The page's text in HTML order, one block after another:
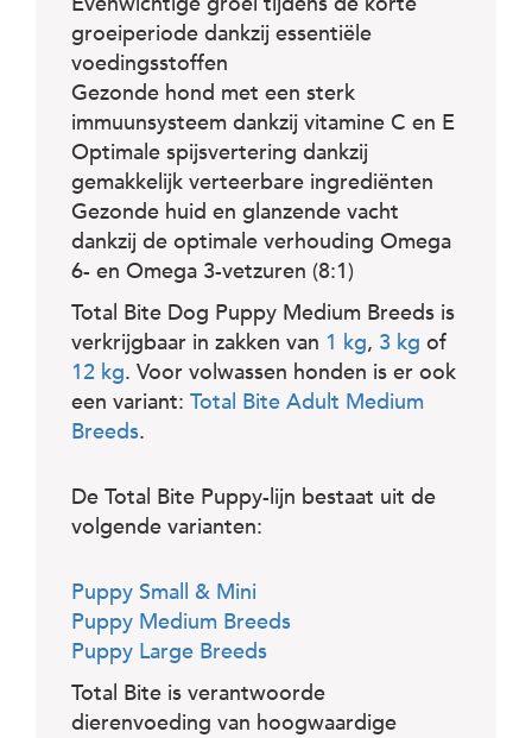
groeiperiode dankzij essentiële
voedingsstoffen
Gezonde hond met een sterk
immuunsysteem dankzij vitamine C en E
Optimale spijsvertering dankzij
gemakkelijk verteerbare ingrediënten
Gezonde huid en glanzende vacht
dankzij de optimale verhouding Omega
6- en Omega 3-vetzuren (8:1)
Total Bite Dog Puppy Medium Breeds is
verkrijgbaar in zakken van 1 kg, 3 kg of
12 kg. Voor volwassen honden is er ook
een variant: Total Bite Adult Medium
Breeds.
De Total Bite Puppy-lijn bestaat uit de
volgende varianten:
Puppy Small & Mini
Puppy Medium Breeds
Puppy Large Breeds
Total Bite is verantwoorde
dierenvoeding van hoogwaardige